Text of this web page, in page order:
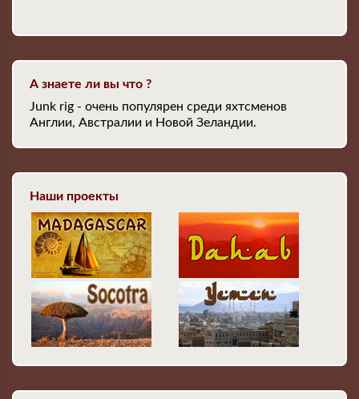
А знаете ли вы что ?
Junk rig - очень популярен среди яхтсменов
Англии, Австралии и Новой Зеландии.
Наши проекты